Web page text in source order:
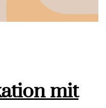
mit